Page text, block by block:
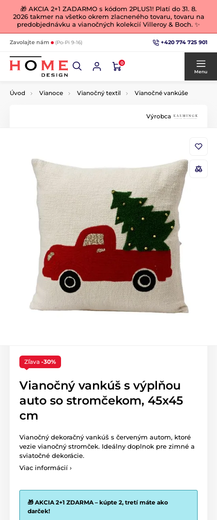
🎁 AKCIA 2+1 ZADARMO s kódom 2PLUS1! Platí do 31. 8.
2026 takmer na všetko okrem zlacneného tovaru, tovaru na
predobjednávku a vianočných kolekcií Villeroy & Boch. ✨
Zavolajte nám (Po-Pi 9-16) +420 774 725 901
0
Menu
Úvod Vianoce Vianočný textil Vianočné vankúše
Výrobca
Zľava -30%
Vianočný vankúš s výplňou
auto so stromčekom, 45x45
cm
Vianočný dekoračný vankúš s červeným autom, ktoré
vezie vianočný stromček. Ideálny doplnok pre zimné a
sviatočné dekorácie.
Viac informácií ›
🎁 AKCIA 2+1 ZDARMA – kúpte 2, tretí máte ako
darček!